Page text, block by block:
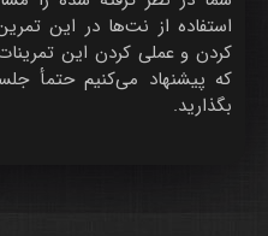
استفاده از نت‌ها در این
کردن و عملی کردن این
که پیشنهاد می‌کنیم حتمأ
بگذارید.